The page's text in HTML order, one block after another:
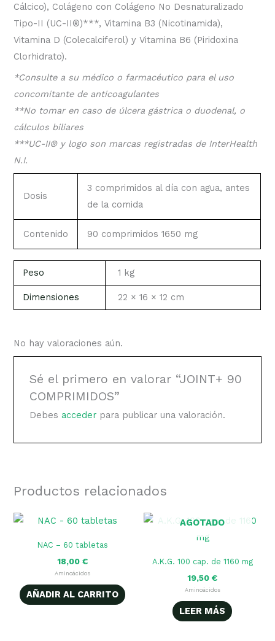
Cálcico), Colágeno con Colágeno No Desnaturalizado
Tipo-II (UC-II®)***, Vitamina B3 (Nicotinamida),
Vitamina D (Colecalciferol) y Vitamina B6 (Piridoxina
Clorhidrato).
*Consulte a su médico o farmacéutico para el uso
concomitante de anticoagulantes
**No tomar en caso de úlcera gástrica o duodenal, o
cálculos biliares
***UC-II®y logo son marcas registradas de InterHealth
N.I.
Dosis
3 comprimidos al día con agua, antes
de la comida
Contenido 90 comprimidos 1650 mg
Peso 1 kg
Dimensiones 22 × 16 × 12 cm
No hay valoraciones aún.
Sé el primero en valorar “JOINT+ 90
COMPRIMIDOS”
Debes accederpara publicar una valoración.
Productos relacionados
NAC – 60 tabletas
18,00€
Aminoácidos
AÑADIR AL CARRITO
AGOTADO
A.K.G. 100 cap. de 1160 mg
19,50€
Aminoácidos
LEER MÁS